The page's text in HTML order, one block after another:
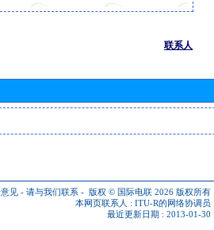
联系人
见 - 请与我们联系 - 版权 © 国际电联 2026 版权所有
本网页联系人 : ITU-R的网络协调员
最近更新日期 : 2013-01-30